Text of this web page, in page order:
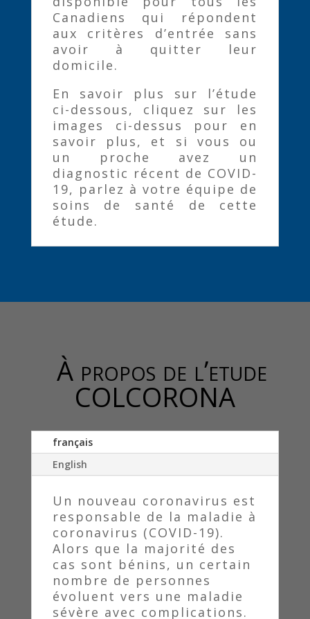
Canadiens qui répondent
aux critères d’entrée sans
avoir à quitter leur
domicile.
En savoir plus sur l’étude
ci-dessous, cliquez sur les
images ci-dessus pour en
savoir plus, et si vous ou
un proche avez un
diagnostic récent de COVID-
19, parlez à votre équipe de
soins de santé de cette
étude.
À propos de l’etude
COLCORONA
français
English
Un nouveau coronavirus est
responsable de la maladie à
coronavirus (COVID-19).
Alors que la majorité des
cas sont bénins, un certain
nombre de personnes
évoluent vers une maladie
sévère avec complications.